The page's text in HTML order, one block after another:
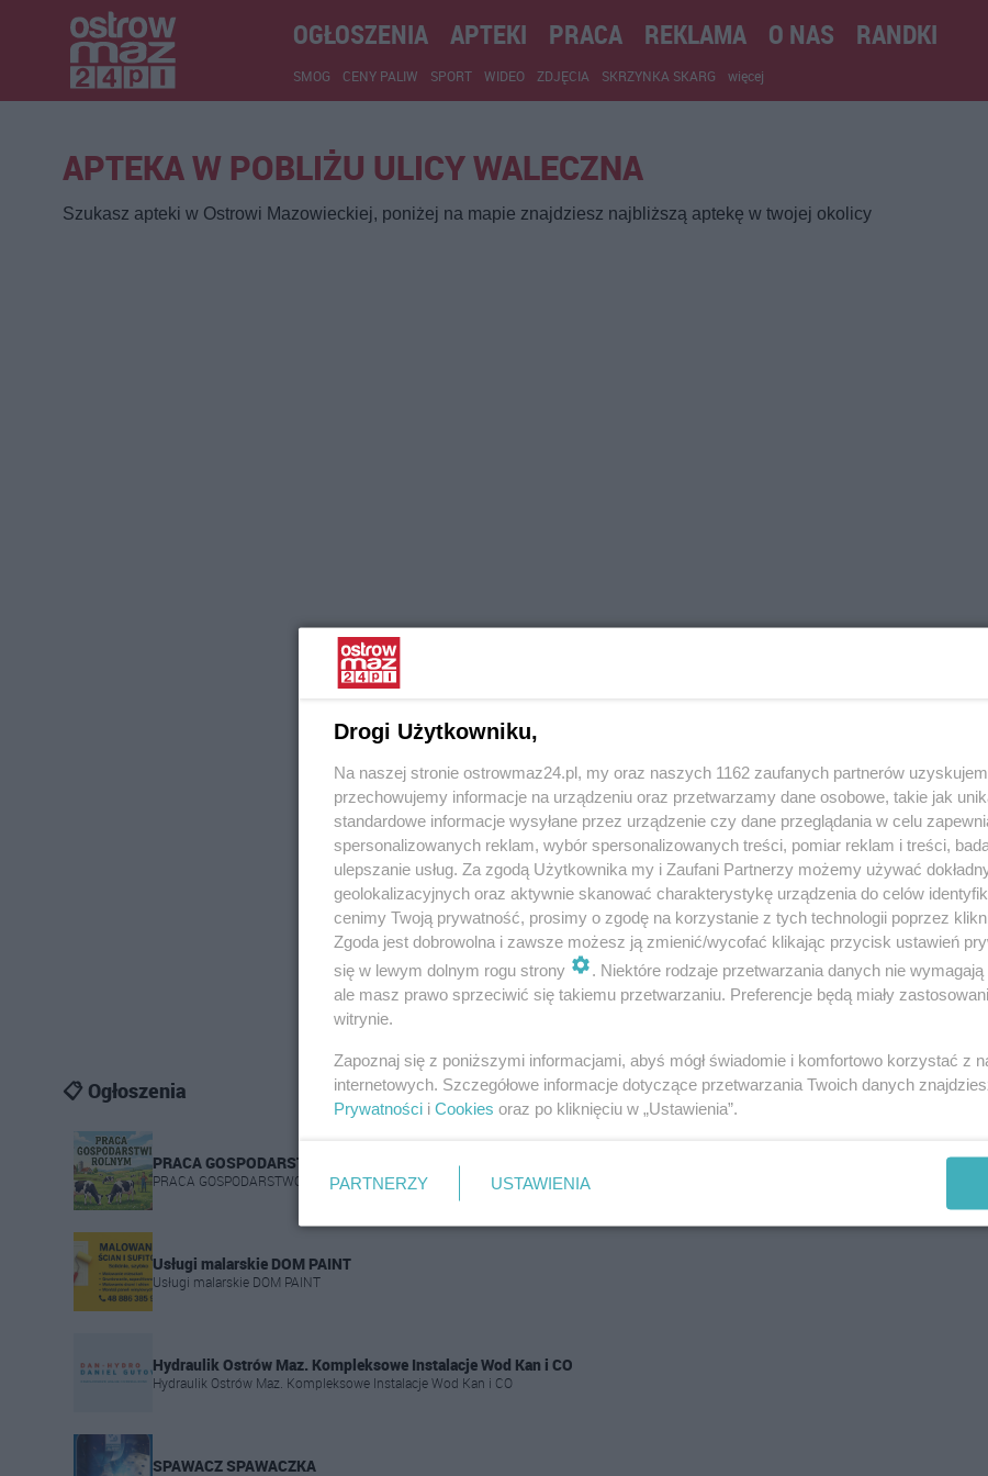
OGŁOSZENIA APTEKI PRACA REKLAMA O NAS RANDKI
SMOG CENY PALIW SPORT WIDEO ZDJĘCIA SKRZYNKA SKARG więcej
APTEKA W POBLIŻU ULICY WALECZNA
Szukasz apteki w Ostrowi Mazowieckiej, poniżej na mapie znajdziesz najbliższą aptekę w twojej okolicy
📋 Ogłoszenia
PRACA GOSPODARSTWO ROLNE
PRACA GOSPODARSTWO ROLNE
Usługi malarskie DOM PAINT
Usługi malarskie DOM PAINT
Hydraulik Ostrów Maz. Kompleksowe Instalacje Wod Kan i CO
Hydraulik Ostrów Maz. Kompleksowe Instalacje Wod Kan i CO
SPAWACZ SPAWACZKA
Drogi Użytkowniku,
Na naszej stronie ostrowmaz24.pl, my oraz naszych 1162 zaufanych partnerów
przechowujemy informacje na urządzeniu oraz przetwarzamy dane osobowe, takie jak
standardowe informacje wysyłane przez urządzenie czy dane przeglądania w celu
spersonalizowanych reklam, wybór spersonalizowanych treści, pomiar reklam i treści,
ulepszanie usług. Za zgodą Użytkownika my i Zaufani Partnerzy możemy używać
geolokalizacyjnych oraz aktywnie skanować charakterystykę urządzenia do celów
cenimy Twoją prywatność, prosimy o zgodę na korzystanie z tych technologii poprzez
Zgoda jest dobrowolna i zawsze możesz ją zmienić/wycofać klikając przycisk ustawień
się w lewym dolnym rogu strony
. Niektóre rodzaje przetwarzania danych nie
ale masz prawo sprzeciwić się takiemu przetwarzaniu. Preferencje będą miały
witrynie.
Zapoznaj się z poniższymi informacjami, abyś mógł świadomie i komfortowo korzystać z
internetowych. Szczegółowe informacje dotyczące przetwarzania Twoich danych
Prywatności i Cookies oraz po kliknięciu w „Ustawienia”.
PARTNERZY USTAWIENIA